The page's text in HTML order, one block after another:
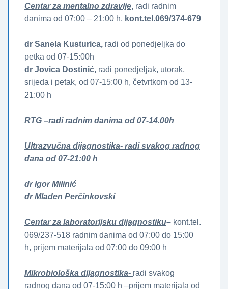
Centar za mentalno zdravlje, radi radnim
danima od 07:00 – 21:00 h, kont.tel.069/374-679
dr Sanela Kusturica, radi od ponedjeljka do
petka od 07-15:00h
dr Jovica Dostinić, radi ponedjeljak, utorak,
srijeda i petak, od 07-15:00 h, četvrtkom od 13-
21:00 h
RTG –radi radnim danima od 07-14.00h
Ultrazvučna dijagnostika- radi svakog radnog
dana od 07-21:00 h
dr Igor Milinić
dr Mladen Perčinkovski
Centar za laboratorijsku dijagnostiku– kont.tel.
069/237-518 radnim danima od 07:00 do 15:00
h, prijem materijala od 07:00 do 09:00 h
Mikrobiološka dijagnostika- radi svakog
radnog dana od 07-15:00 h –prijem materijala od